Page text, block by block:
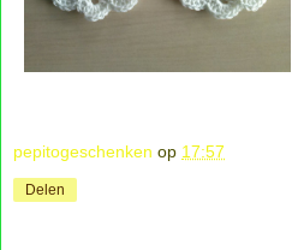
pepitogeschenken op 17:57
Delen